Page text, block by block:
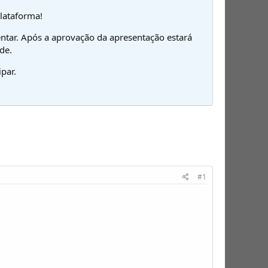
Após a aprovação da apresentação estará
#1